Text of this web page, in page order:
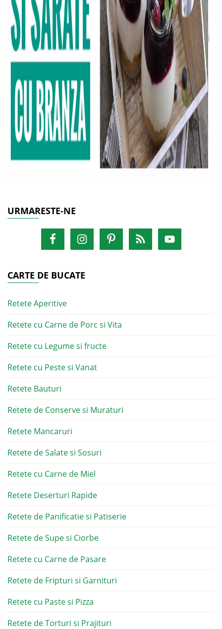
URMARESTE-NE
CARTE DE BUCATE
Retete Aperitive
Retete cu Carne de Porc si Vita
Retete cu Legume si fructe
Retete cu Peste si Vanat
Retete Bauturi
Retete de Conserve si Muraturi
Retete Mancaruri
Retete de Salate si Sosuri
Retete cu Carne de Miel
Retete Deserturi Rapide
Retete de Panificatie si Patiserie
Retete de Supe si Ciorbe
Retete cu Carne de Pasare
Retete de Fripturi si Garnituri
Retete cu Paste si Pizza
Retete de Torturi si Prajituri